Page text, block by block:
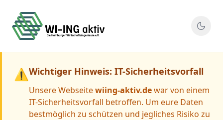
⚠Wichtiger Hinweis: IT-Sicherheitsvorfall
Unsere Webseitewiing-aktiv.dewar von einem
IT-Sicherheitsvorfall betroffen. Um eure Daten
bestmöglich zu schützen und jegliches Risiko zu